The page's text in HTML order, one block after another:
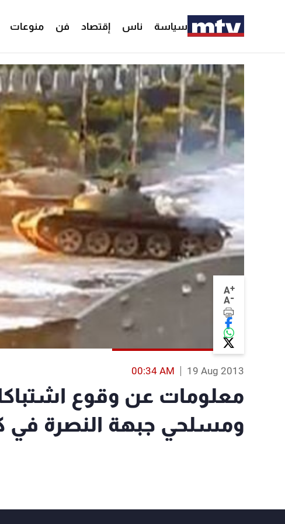
سياسة ناس إقتصاد فن منوعات
A+
A-
19 Aug 2013
00:34 AM
معلومات عن وقوع
ومسلحي جبهة النصرة